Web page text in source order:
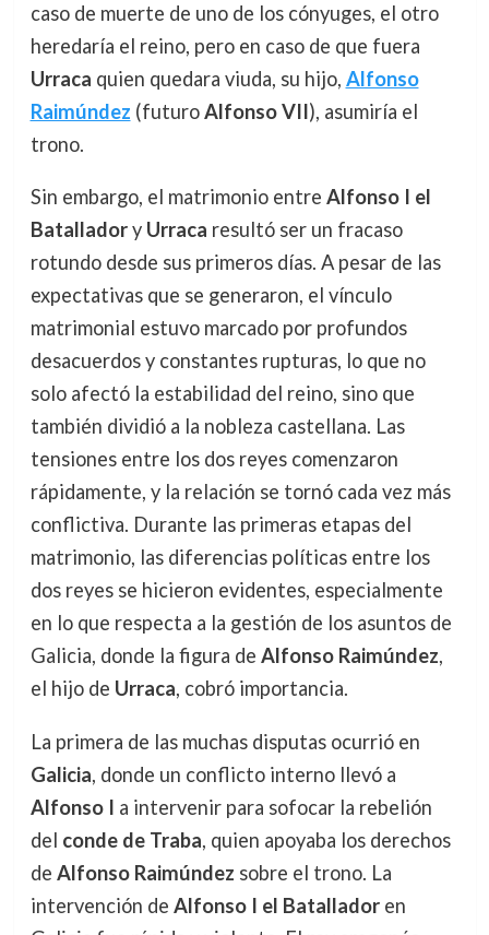
caso de muerte de uno de los cónyuges, el otro
heredaría el reino, pero en caso de que fuera
Urraca quien quedara viuda, su hijo, Alfonso
Raimúndez (futuroAlfonso VII), asumiría el
trono.
Sin embargo, el matrimonio entre Alfonso I el
Batalladory Urraca resultó ser un fracaso
rotundo desde sus primeros días. A pesar de las
expectativas que se generaron, el vínculo
matrimonial estuvo marcado por profundos
desacuerdos y constantes rupturas, lo que no
solo afectó la estabilidad del reino, sino que
también dividió a la nobleza castellana. Las
tensiones entre los dos reyes comenzaron
rápidamente, y la relación se tornó cada vez más
conflictiva. Durante las primeras etapas del
matrimonio, las diferencias políticas entre los
dos reyes se hicieron evidentes, especialmente
en lo que respecta a la gestión de los asuntos de
Galicia, donde la figura de Alfonso Raimúndez,
el hijo de Urraca, cobró importancia.
La primera de las muchas disputas ocurrió en
Galicia, donde un conflicto interno llevó a
Alfonso I a intervenir para sofocar la rebelión
del conde de Traba, quien apoyaba los derechos
de Alfonso Raimúndez sobre el trono. La
intervención de Alfonso I el Batalladoren